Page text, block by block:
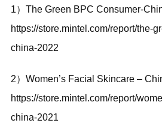
1）The Green BPC Consumer-
https://store.mintel.com/report/the-
china-2022
2）Women’s Facial Skincare –
https://store.mintel.com/report/
china-2021